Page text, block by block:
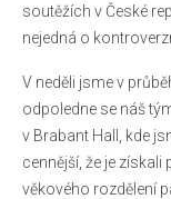
Základní
Jak se
Ke stažení
Zahraniční kluby
soutěžích v České
nejedná o
V neděli jsme v
odpoledne se náš
v Brabant Hall, kde
cennější, že je získali
věkového rozdělení